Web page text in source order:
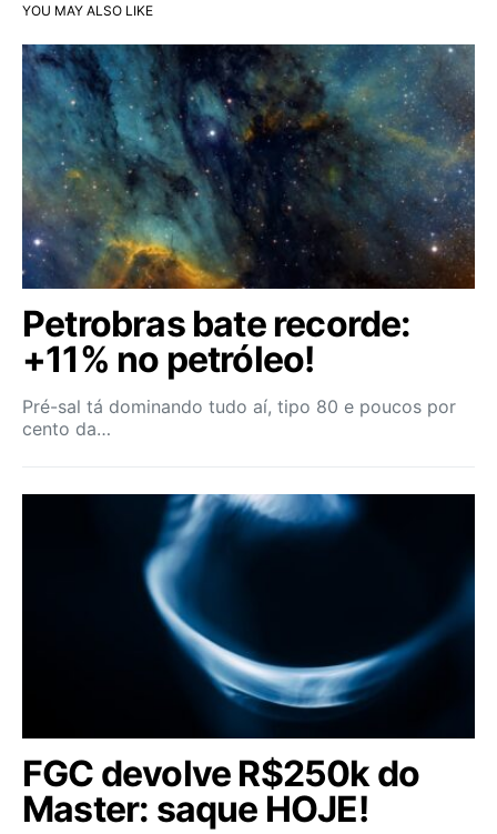
YOU MAY ALSO LIKE
Petrobras bate recorde:
+11% no petróleo!
Pré-sal tá dominando tudo aí, tipo 80 e poucos por
cento da…
FGC devolve R$250k do
Master: saque HOJE!